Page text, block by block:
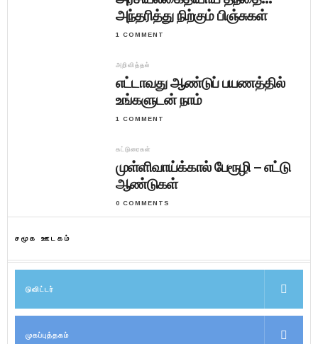
அந்தரித்து நிற்கும் பிஞ்சுகள்
1 COMMENT
அறிவித்தல்
எட்டாவது ஆண்டுப் பயணத்தில்
உங்களுடன் நாம்
1 COMMENT
கட்டுரைகள்
முள்ளிவாய்க்கால் பேரூழி – எட்டு
ஆண்டுகள்
0 COMMENTS
சமூக ஊடகம்
டுவிட்டர்
முகப்புத்தகம்